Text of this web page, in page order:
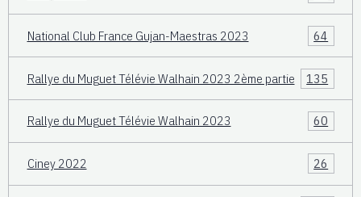
National Club France Gujan-Maestras 2023 64
Rallye du Muguet Télévie Walhain 2023 2ème partie 135
Rallye du Muguet Télévie Walhain 2023 60
Ciney 2022 26